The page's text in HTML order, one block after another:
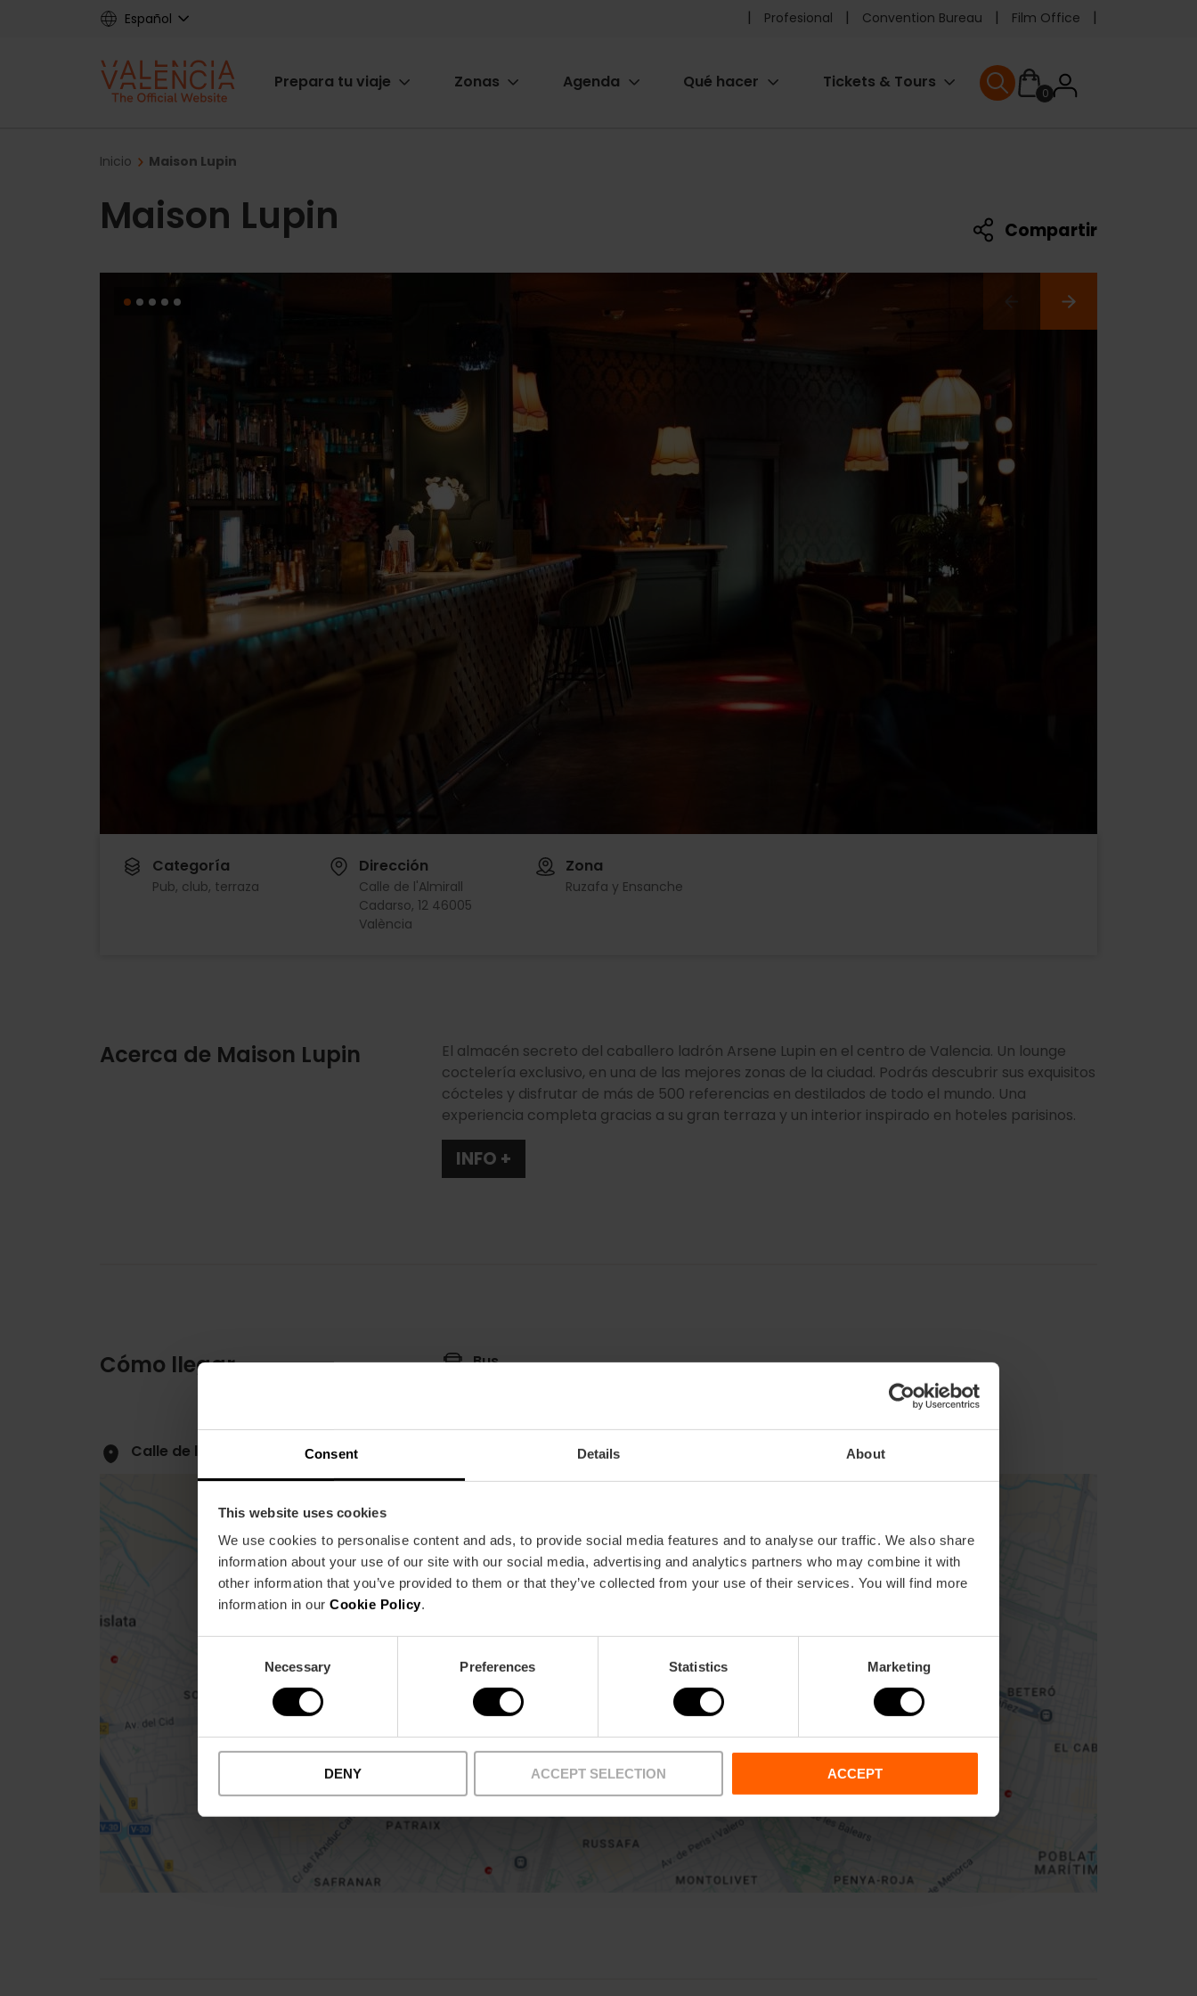
Consent Details About
This website uses cookies
We use cookies to personalise content and ads, to provide social media features and to analyse our traffic. We also share
information about your use of our site with our social media, advertising and analytics partners who may combine it with
other information that you’ve provided to them or that they’ve collected from your use of their services. You will find more
information in our Cookie Policy.
Necessary Preferences Statistics Marketing
DENY ACCEPT SELECTION ACCEPT
Español
Pre
header
Profesional Convention Bureau Film Office
Main
Prepara tu viaje Zonas Agenda Qué hacer Tickets & Tours
0User
User menu
Breadcrumb
Inicio Maison Lupin
Maison Lupin Compartir
Categoría
Pub, club, terraza
Dirección
Calle de l'Almirall
Cadarso, 12 46005
València
Zona
Ruzafa y Ensanche
Acerca de Maison Lupin
El almacén secreto del caballero ladrón Arsene Lupin en el centro de Valencia. Un lounge
coctelería exclusivo, en una de las mejores zonas de la ciudad. Podrás descubrir sus exquisitos
cócteles y disfrutar de más de 500 referencias en destilados de todo el mundo. Una
experiencia completa gracias a su gran terraza y un interior inspirado en hoteles parisinos.
INFO +
Cómo llegar Bus
Calle de l'Almirall Cadarso, 12 46005 València
Cómo llegar
sidebar